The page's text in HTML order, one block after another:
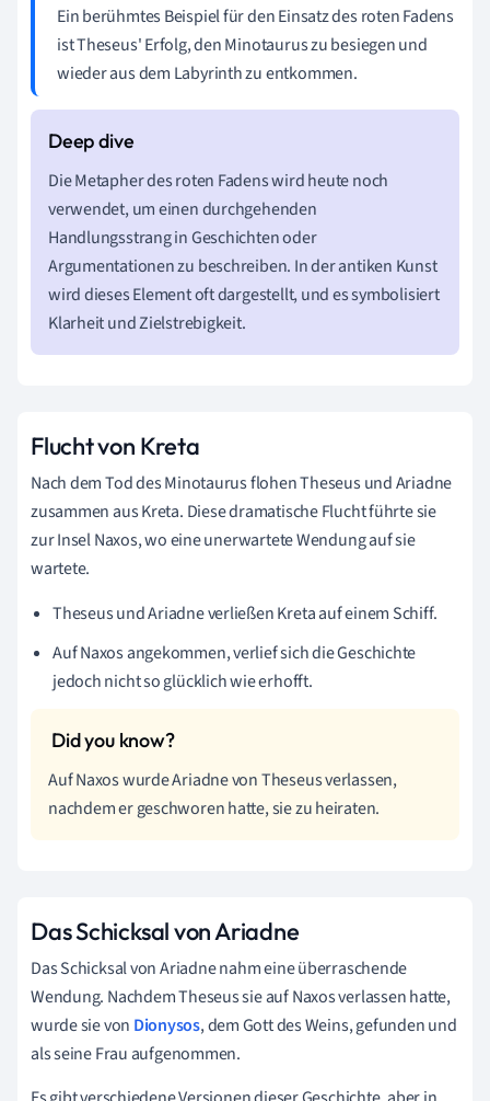
Ein berühmtes Beispiel für den Einsatz des roten Fadens
ist Theseus' Erfolg, den Minotaurus zu besiegen und
wieder aus dem Labyrinth zu entkommen.
Die Metapher des roten Fadens wird heute noch
verwendet, um einen durchgehenden
Handlungsstrang in Geschichten oder
Argumentationen zu beschreiben. In der antiken Kunst
wird dieses Element oft dargestellt, und es symbolisiert
Klarheit und Zielstrebigkeit.
Flucht von Kreta
Nach dem Tod des Minotaurus flohen Theseus und Ariadne
zusammen aus Kreta. Diese dramatische Flucht führte sie
zur Insel Naxos, wo eine unerwartete Wendung auf sie
wartete.
Theseus und Ariadne verließen Kreta auf einem Schiff.
Auf Naxos angekommen, verlief sich die Geschichte
jedoch nicht so glücklich wie erhofft.
Auf Naxos wurde Ariadne von Theseus verlassen,
nachdem er geschworen hatte, sie zu heiraten.
Das Schicksal von Ariadne
Das Schicksal von Ariadne nahm eine überraschende
Wendung. Nachdem Theseus sie auf Naxos verlassen hatte,
wurde sie von Dionysos, dem Gott des Weins, gefunden und
als seine Frau aufgenommen.